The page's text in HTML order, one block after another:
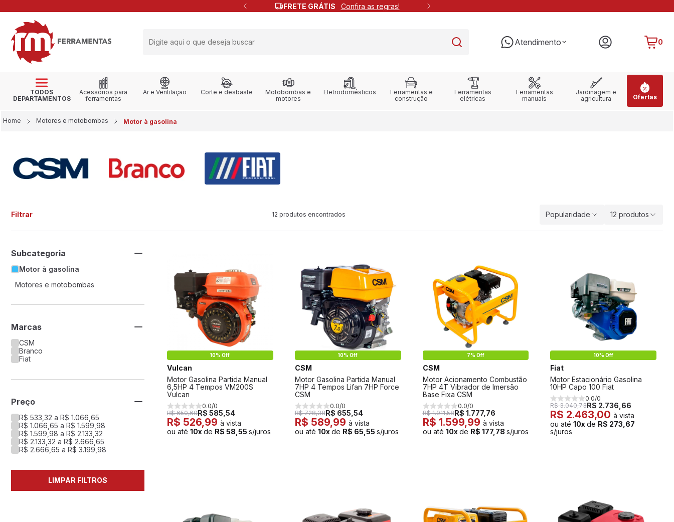
FRETE GRÁTIS Confira as regras!
Atendimento 0
TODOS
DEPARTAMENTOS
Acessórios para
ferramentas
Ar e Ventilação Corte e desbaste
Motobombas e
motores
Eletrodomésticos
Ferramentas e
construção
Ferramentas
elétricas
Ferramentas
manuais
Jardinagem e
agricultura
Ofertas
Home Motores e motobombas Motor à gasolina
Filtrar 12 produtos encontrados Popularidade 12 produtos
Subcategoria
Motor à gasolina
Motores e motobombas
Marcas
CSM
Branco
Fiat
Preço
R$ 533,32 a R$ 1.066,65
R$ 1.066,65 a R$ 1.599,98
R$ 1.599,98 a R$ 2.133,32
R$ 2.133,32 a R$ 2.666,65
R$ 2.666,65 a R$ 3.199,98
LIMPAR FILTROS
10% Off
Vulcan
Motor Gasolina Partida Manual
6,5HP 4 Tempos VM200S
Vulcan
0.0/0
R$ 650,60R$ 585,54
R$ 526,99 à vista
ou até 10x de R$ 58,55 s/juros
10% Off
CSM
Motor Gasolina Partida Manual
7HP 4 Tempos Lifan 7HP Force
CSM
0.0/0
R$ 728,38R$ 655,54
R$ 589,99 à vista
ou até 10x de R$ 65,55 s/juros
7% Off
CSM
Motor Acionamento Combustão
7HP 4T Vibrador de Imersão
Base Fixa CSM
0.0/0
R$ 1.911,58R$ 1.777,76
R$ 1.599,99 à vista
ou até 10x de R$ 177,78 s/juros
10% Off
Fiat
Motor Estacionário Gasolina
10HP Capo 100 Fiat
0.0/0
R$ 3.040,73R$ 2.736,66
R$ 2.463,00à vista
ou até10xde R$ 273,67
s/juros